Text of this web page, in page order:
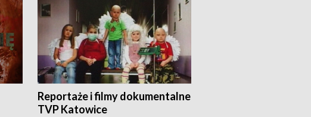
Reportaże i filmy dokumentalne
TVP Katowice